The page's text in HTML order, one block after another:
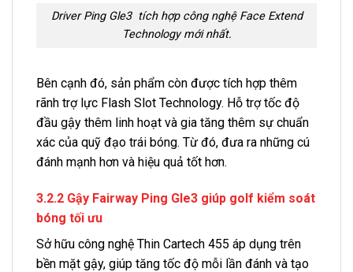
Driver Ping Gle3 tích hợp công nghệ Face Extend
Technology mới nhất.
Bên cạnh đó, sản phẩm còn được tích hợp thêm
rãnh trợ lực Flash Slot Technology. Hỗ trợ tốc độ
đầu gậy thêm linh hoạt và gia tăng thêm sự chuẩn
xác của quỹ đạo trái bóng. Từ đó, đưa ra những cú
đánh mạnh hơn và hiệu quả tốt hơn.
3.2.2 Gậy Fairway Ping Gle3 giúp golf kiểm soát
bóng tối ưu
Sở hữu công nghệ Thin Cartech 455 áp dụng trên
bền mặt gậy, giúp tăng tốc độ mỗi lần đánh và tạo